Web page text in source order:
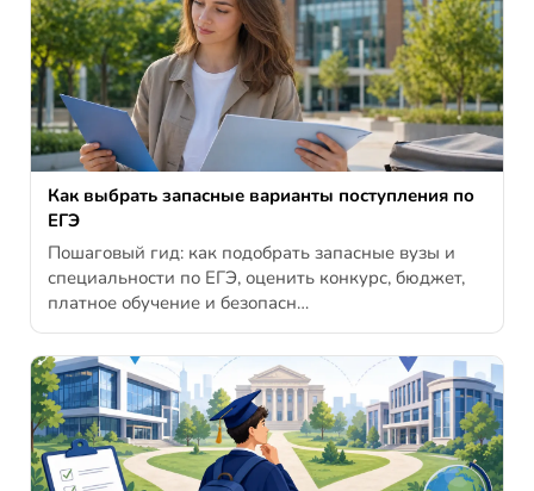
Как выбрать запасные варианты поступления по
ЕГЭ
Пошаговый гид: как подобрать запасные вузы и
специальности по ЕГЭ, оценить конкурс, бюджет,
платное обучение и безопасн…